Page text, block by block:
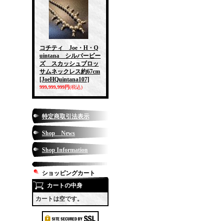
コチティ Joe・H・Q
uintana シルバービー
ズ スカッシュブロッ
サムネックレス約67cm
[JoeHQuintana107]
999,999,999円(税込)
特定商取引法表示
Shop News
Shop Information
ショッピングカート
カートの中身
カートは空です。